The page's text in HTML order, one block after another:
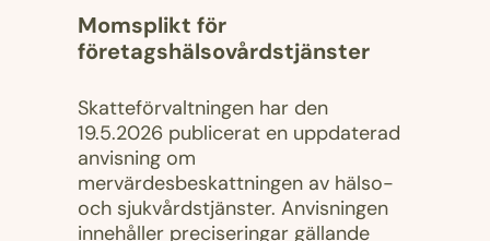
Momsplikt för
företagshälsovårdstjänster
Skatteförvaltningen har den
19.5.2026 publicerat en uppdaterad
anvisning om
mervärdesbeskattningen av hälso-
och sjukvårdstjänster. Anvisningen
innehåller preciseringar gällande